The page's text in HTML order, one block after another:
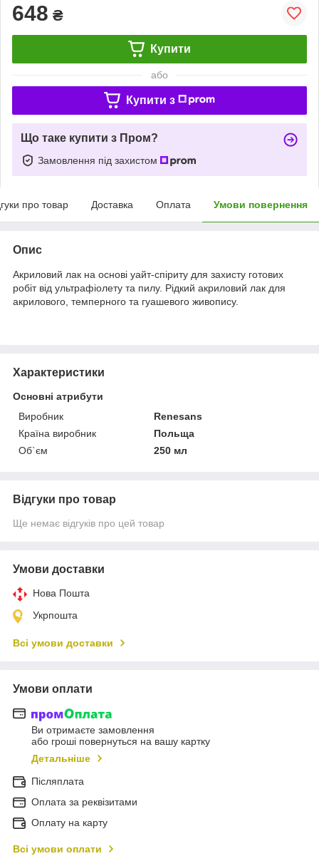
648 ₴
Купити
або
Купити з
Що таке купити з Пром?
Замовлення під захистом
про товар Доставка Оплата Умови повернення
Опис
Акриловий лак на основі уайт-спіриту для захисту готових
робіт від ультрафіолету та пилу. Рідкий акриловий лак для
акрилового, темперного та гуашевого живопису.
Характеристики
Основні атрибути
Виробник
Renesans
Країна виробник
Польща
Об`єм
250 мл
Відгуки про товар
Ще немає відгуків про цей товар
Умови доставки
Нова Пошта
Укрпошта
Всі умови доставки
Умови оплати
Ви отримаєте замовлення
або гроші повернуться на вашу картку
Детальніше
Післяплата
Оплата за реквізитами
Оплату на карту
Всі умови оплати